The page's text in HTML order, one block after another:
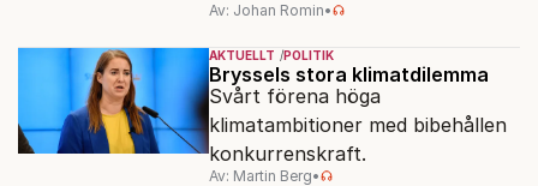
rörelsen. "Vi har inga problem
med transpersoner", säger
ordföranden Linn Saarinen.
Av: Johan Romin•
AKTUELLT POLITIK
Bryssels stora klimatdilemma
Svårt förena höga
klimatambitioner med bibehållen
konkurrenskraft.
Av: Martin Berg•